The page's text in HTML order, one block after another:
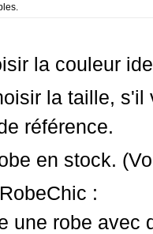
la couleur
la taille,
référence.
en stock.
:
une robe